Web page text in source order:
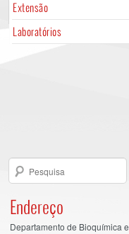
Extensão
Laboratórios
Endereço
Departamento de Bioquímica e